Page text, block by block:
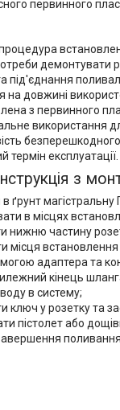
первинного
демонтувати
під'єднання
на довжині
з первинного
використання
термін експлуатації.
з
в ґрунт
в місцях
нижню частину
місця
адаптера та
кінець
в систему;
ключ у розетку та
пістолет або